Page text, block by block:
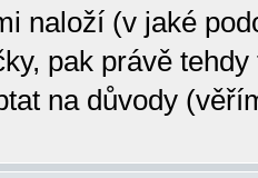
naloží (v jaké
pak právě
na důvody